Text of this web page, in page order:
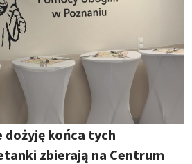
dożyję końca tych
zbierają na Centrum